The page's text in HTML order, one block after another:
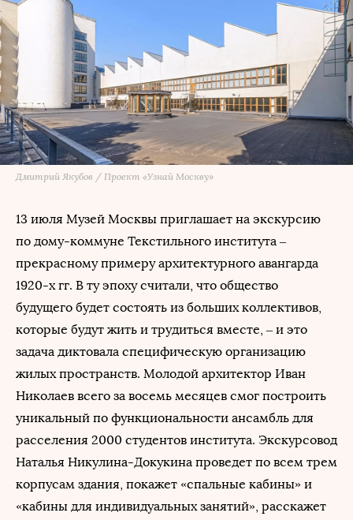
Дмитрий Якубов / Проект «Узнай Москву»
13 июля Музей Москвы приглашает на экскурсию
по дому-коммуне Текстильного института –
прекрасному примеру архитектурного авангарда
1920-х гг. В ту эпоху считали, что общество
будущего будет состоять из больших коллективов,
которые будут жить и трудиться вместе, – и это
задача диктовала специфическую организацию
жилых пространств. Молодой архитектор Иван
Николаев всего за восемь месяцев смог построить
уникальный по функциональности ансамбль для
расселения 2000 студентов института. Экскурсовод
Наталья Никулина-Докукина проведет по всем трем
корпусам здания, покажет «спальные кабины» и
«кабины для индивидуальных занятий», расскажет